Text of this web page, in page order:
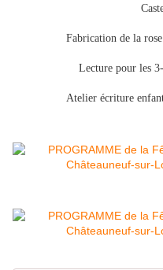
Fabrication de la
Lecture pour les
Atelier écriture